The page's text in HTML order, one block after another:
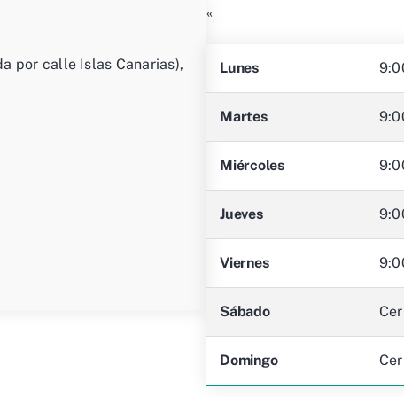
por calle Islas Canarias),
«
Lunes
Martes
Miércoles
Jueves
Viernes
Sábado
Domingo